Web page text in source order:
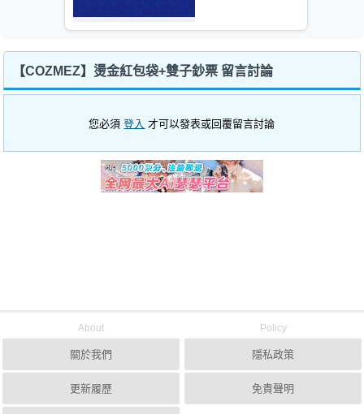
【COZMEZ】燙金紅包袋+雙子鈔票 留言討論
您必須登入 才可以發表或回覆留言討論
About
關於我們
更新履歷
Policy
隱私政策
免責聲明